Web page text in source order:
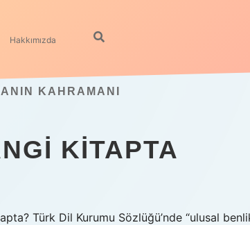
Hakkımızda
KAHRAMANI
KITAPTA
Türk Dil Kurumu Sözlüğü’nde “ulusal